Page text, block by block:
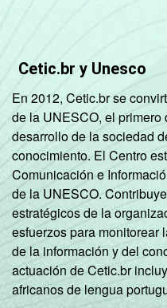
Cetic.br y Unesco
En 2012, Cetic.br se
de la UNESCO, el primero
desarrollo de la sociedad
conocimiento. El Centro
Comunicación e
de la UNESCO.
estratégicos de la
esfuerzos para monitorear
de la información y del
actuación de Cetic.br
africanos de lengua